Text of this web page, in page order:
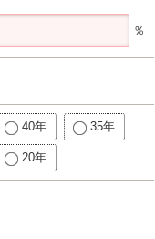
％
40年 35年
20年